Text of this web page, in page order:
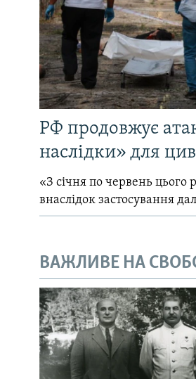
РФ продовжує
наслідки» для
«З січня по червень цього
внаслідок застосування
ВАЖЛИВЕ НА